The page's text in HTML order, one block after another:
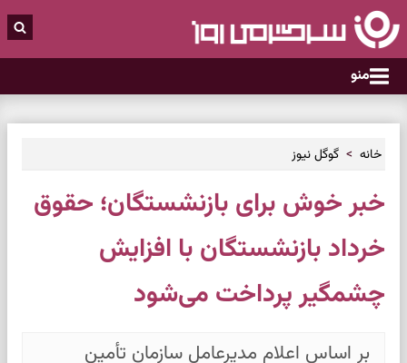
منو
خانه گوگل نیوز
خبر خوش برای بازنشستگان؛ حقوق
خرداد بازنشستگان با افزایش
چشمگیر پرداخت می‌شود
بر اساس اعلام مدیرعامل سازمان تأمین